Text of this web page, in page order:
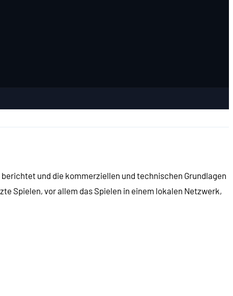
und die kommerziellen und technischen Grundlagen
Spielen, vor allem das Spielen in einem lokalen Netzwerk,